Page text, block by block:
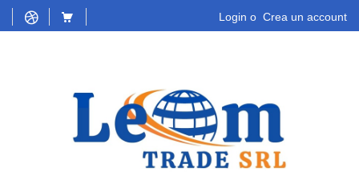
Login o Crea un account